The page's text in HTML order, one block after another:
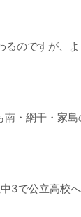
のですが、
・網干・家
3で公立高校